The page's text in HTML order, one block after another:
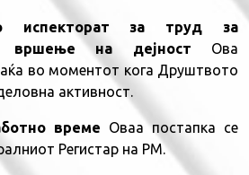
испекторат за труд за
вршење на дејност
Ова
во моментот кога Друштвото
активност.
време
Оваа постапка се
Регистар на РМ.